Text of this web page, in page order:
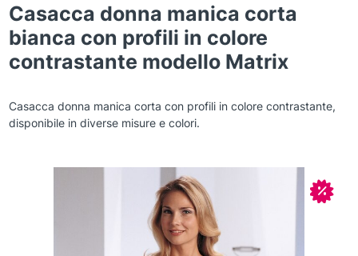
Casacca donna manica corta
bianca con profili in colore
contrastante modello Matrix
Casacca donna manica corta con profili in colore contrastante,
disponibile in diverse misure e colori.
In